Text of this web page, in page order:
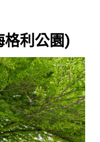
利公園)